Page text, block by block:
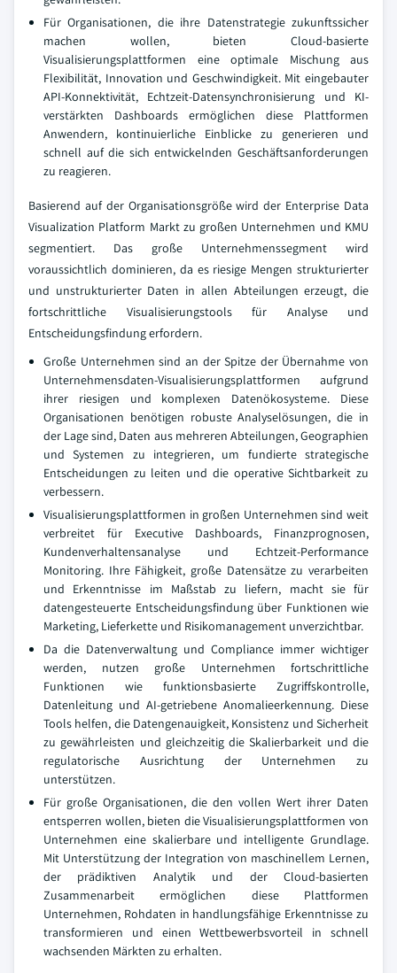
Für Organisationen, die ihre Datenstrategie zukunftssicher
machen wollen, bieten Cloud-basierte
Visualisierungsplattformen eine optimale Mischung aus
Flexibilität, Innovation und Geschwindigkeit. Mit eingebauter
API-Konnektivität, Echtzeit-Datensynchronisierung und KI-
verstärkten Dashboards ermöglichen diese Plattformen
Anwendern, kontinuierliche Einblicke zu generieren und
schnell auf die sich entwickelnden Geschäftsanforderungen
zu reagieren.
Basierend auf der Organisationsgröße wird der Enterprise Data
Visualization Platform Markt zu großen Unternehmen und KMU
segmentiert. Das große Unternehmenssegment wird
voraussichtlich dominieren, da es riesige Mengen strukturierter
und unstrukturierter Daten in allen Abteilungen erzeugt, die
fortschrittliche Visualisierungstools für Analyse und
Entscheidungsfindung erfordern.
Große Unternehmen sind an der Spitze der Übernahme von
Unternehmensdaten-Visualisierungsplattformen aufgrund
ihrer riesigen und komplexen Datenökosysteme. Diese
Organisationen benötigen robuste Analyselösungen, die in
der Lage sind, Daten aus mehreren Abteilungen, Geographien
und Systemen zu integrieren, um fundierte strategische
Entscheidungen zu leiten und die operative Sichtbarkeit zu
verbessern.
Visualisierungsplattformen in großen Unternehmen sind weit
verbreitet für Executive Dashboards, Finanzprognosen,
Kundenverhaltensanalyse und Echtzeit-Performance
Monitoring. Ihre Fähigkeit, große Datensätze zu verarbeiten
und Erkenntnisse im Maßstab zu liefern, macht sie für
datengesteuerte Entscheidungsfindung über Funktionen wie
Marketing, Lieferkette und Risikomanagement unverzichtbar.
Da die Datenverwaltung und Compliance immer wichtiger
werden, nutzen große Unternehmen fortschrittliche
Funktionen wie funktionsbasierte Zugriffskontrolle,
Datenleitung und AI-getriebene Anomalieerkennung. Diese
Tools helfen, die Datengenauigkeit, Konsistenz und Sicherheit
zu gewährleisten und gleichzeitig die Skalierbarkeit und die
regulatorische Ausrichtung der Unternehmen zu
unterstützen.
Für große Organisationen, die den vollen Wert ihrer Daten
entsperren wollen, bieten die Visualisierungsplattformen von
Unternehmen eine skalierbare und intelligente Grundlage.
Mit Unterstützung der Integration von maschinellem Lernen,
der prädiktiven Analytik und der Cloud-basierten
Zusammenarbeit ermöglichen diese Plattformen
Unternehmen, Rohdaten in handlungsfähige Erkenntnisse zu
transformieren und einen Wettbewerbsvorteil in schnell
wachsenden Märkten zu erhalten.